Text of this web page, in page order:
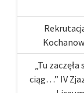
„Tu
ciąg…” IV